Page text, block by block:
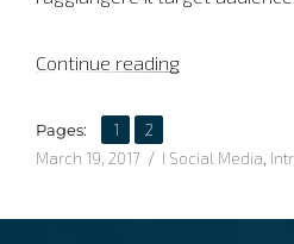
Continue reading“La grande
Pages: Page
1 ,Page
2
Posted
March 19, 2017 Categories
I Social Media,